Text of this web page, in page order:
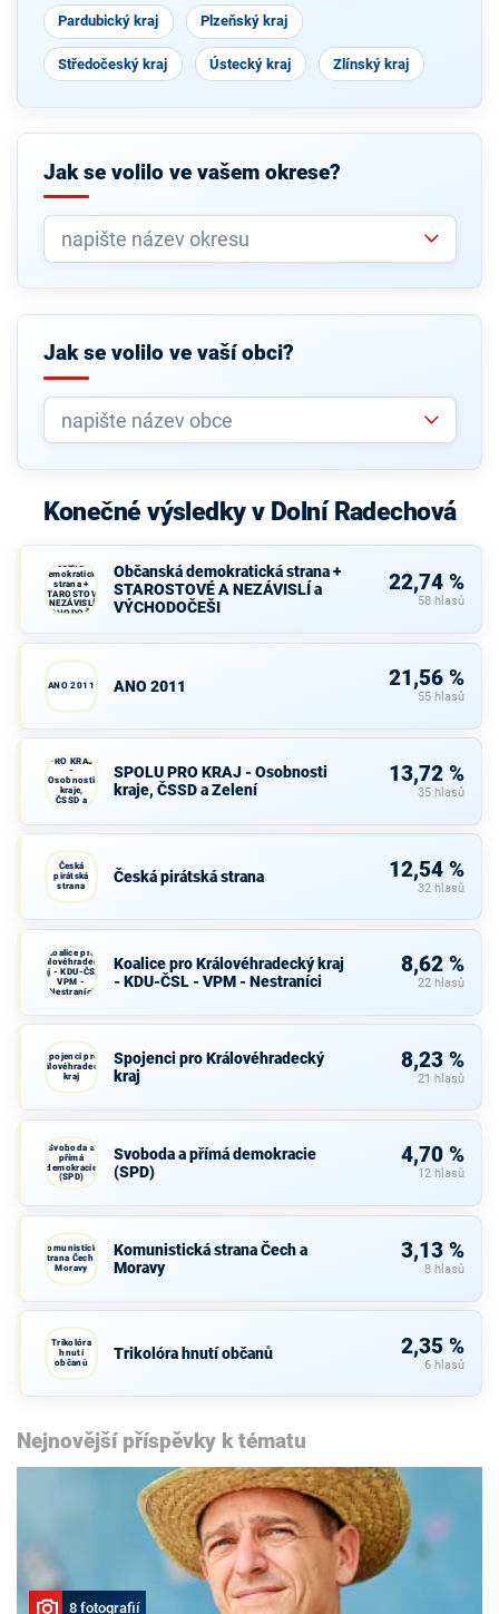
Pardubický kraj Plzeňský kraj
Středočeský kraj Ústecký kraj Zlínský kraj
Jak se volilo ve vašem okrese?
Jak se volilo ve vaší obci?
Konečné výsledky v Dolní Radechová
Občanská
demokratická
strana +
STAROSTOVÉ
A NEZÁVISLÍ a
VÝCHODOČEŠI
Občanská demokratická strana +
STAROSTOVÉ A NEZÁVISLÍ a
VÝCHODOČEŠI
22,74 %
58 hlasů
ANO 2011 ANO 2011 21,56 %
55 hlasů
PRO KRAJ
-
Osobnosti
kraje,
ČSSD a
Zelení
SPOLU PRO KRAJ - Osobnosti
kraje, ČSSD a Zelení
13,72 %
35 hlasů
Česká
pirátská
strana
Česká pirátská strana 12,54 %
32 hlasů
Koalice pro
Královéhradecký
kraj - KDU-ČSL -
VPM -
Nestraníci
Koalice pro Královéhradecký kraj
- KDU-ČSL - VPM - Nestraníci
8,62 %
22 hlasů
Spojenci pro
Královéhradecký
kraj
Spojenci pro Královéhradecký
kraj
8,23 %
21 hlasů
Svoboda a
přímá
demokracie
(SPD)
Svoboda a přímá demokracie
(SPD)
4,70 %
12 hlasů
Komunistická
strana Čech a
Moravy
Komunistická strana Čech a
Moravy
3,13 %
8 hlasů
Trikolóra
hnutí
občanů
Trikolóra hnutí občanů 2,35 %
6 hlasů
Nejnovější příspěvky k tématu
8 fotografií